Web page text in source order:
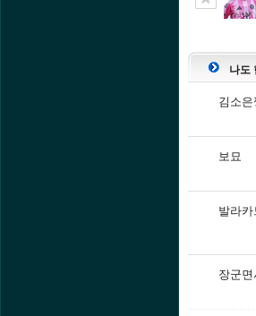
나도
김소은
보묘
발라카
장군면